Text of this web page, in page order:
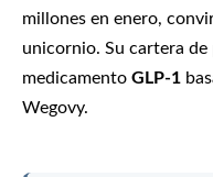
millones en enero,
unicornio. Su cartera
medicamento GLP-1
Wegovy.